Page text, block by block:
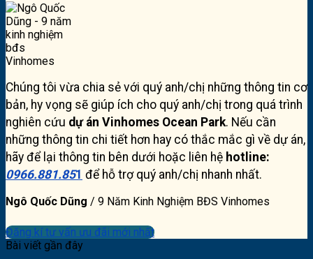
Chúng tôi vừa chia sẻ với quý anh/chị những thông tin cơ
bản, hy vọng sẽ giúp ích cho quý anh/chị trong quá trình
nghiên cứu dự án Vinhomes Ocean Park. Nếu cần
những thông tin chi tiết hơn hay có thắc mắc gì về dự án,
hãy để lại thông tin bên dưới hoặc liên hệ hotline:
0966.881.851 để hỗ trợ quý anh/chị nhanh nhất.
Ngô Quốc Dũng / 9 Năm Kinh Nghiệm BĐS Vinhomes
Đăng kí tư vấn ưu đãi mới nhất
Bài viết gần đây